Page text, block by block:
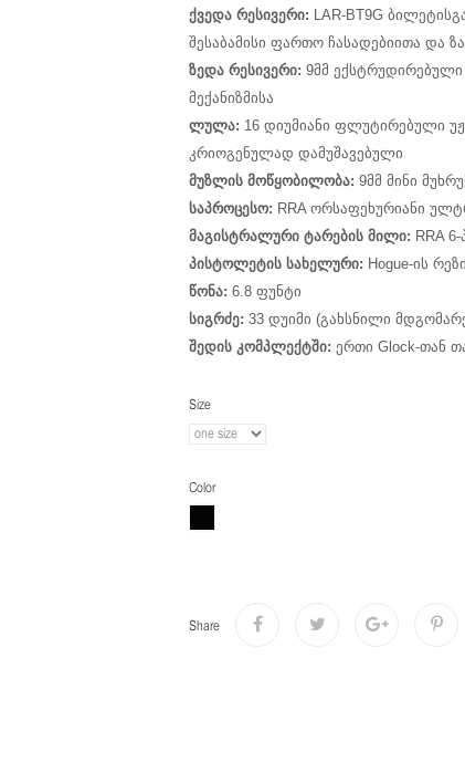
ქვედა რესივერი: LAR-BT9G
შესაბამისი ფართო ჩასადებიითა და
ზედა რესივერი: 9მმ ექსტრუდირებული
მექანიზმისა
ლულა: 16 დიუმიანი ფლუტირებული
კრიოგენულად დამუშავებული
მუზლის მოწყობილობა: 9მმ მინი
საპროცესო: RRA ორსაფეხურიანი
მაგისტრალური ტარების მილი: RRA
პისტოლეტის სახელური: Hogue-ის
წონა: 6.8 ფუნტი
სიგრძე: 33 დუიმი (გახსნილი
შედის კომპლექტში: ერთი Glock-თან
Size
Color
Share